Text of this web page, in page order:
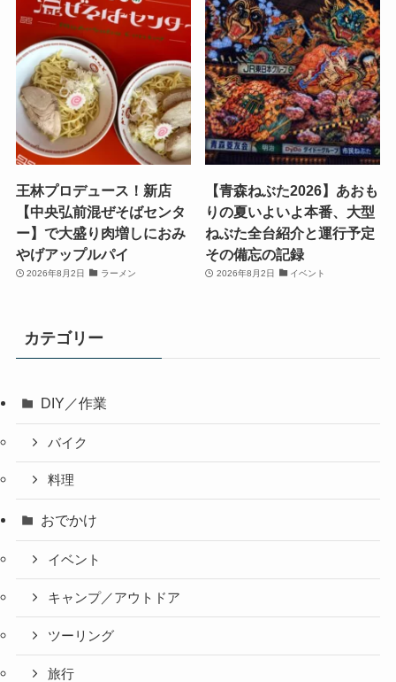
王林プロデュース！新店
【中央弘前混ぜそばセンタ
ー】で大盛り肉増しにおみ
やげアップルパイ
2026年8月2日 ラーメン
【青森ねぶた2026】あおも
りの夏いよいよ本番、大型
ねぶた全台紹介と運行予定
その備忘の記録
2026年8月2日 イベント
カテゴリー
DIY／作業
バイク
料理
おでかけ
イベント
キャンプ／アウトドア
ツーリング
旅行